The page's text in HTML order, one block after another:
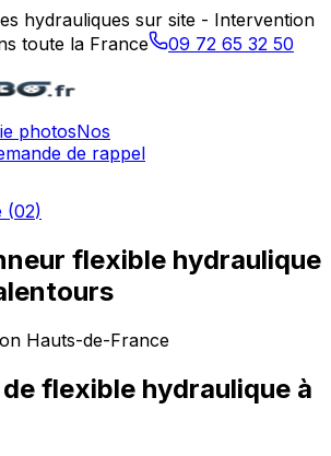
hydrauliques sur site - Intervention
toute la France
09 72 65 32 50
photosNos
de rappel
(02)
flexible hydraulique
Hauts-de-France
flexible hydraulique à